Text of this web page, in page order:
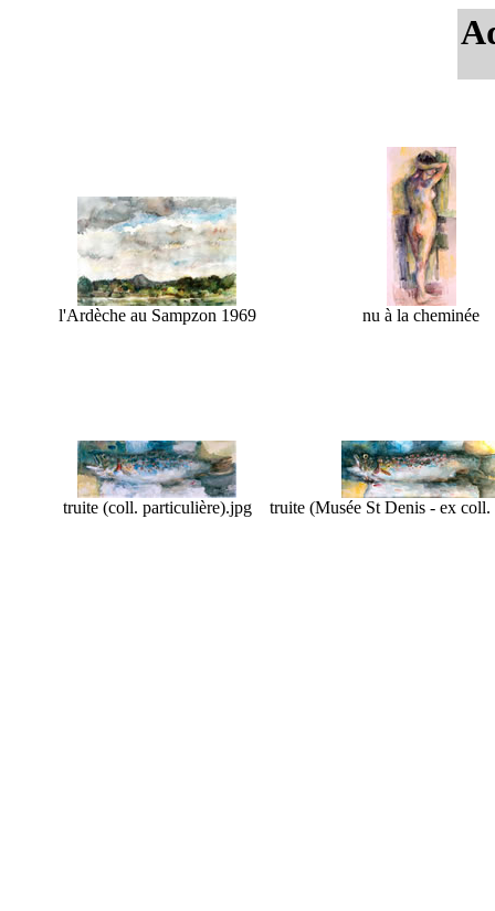
l'Ardèche au Sampzon 1969 nu à la cheminée
truite (coll. particulière).jpg truite (Musée St Denis - ex coll.